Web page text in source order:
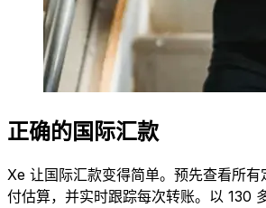
正确的国际汇款
Xe 让国际汇款变得简单。预先查看所有
付估算，并实时跟踪每次转账。以 130